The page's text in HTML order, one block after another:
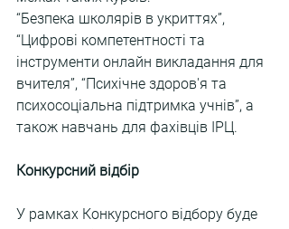
“Безпека школярів в укриттях”,
“Цифрові компетентності та
інструменти онлайн викладання для
вчителя”, “Психічне здоров'я та
психосоціальна підтримка учнів”, а
також навчань для фахівців ІРЦ.
Конкурсний відбір
У рамках Конкурсного відбору буде